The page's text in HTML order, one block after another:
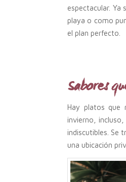
espectacular. Ya
playa o como
el plan perfecto.
Sabores
Hay platos que
invierno,
indiscutibles. Se
una ubicación